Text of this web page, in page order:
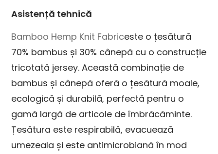
Asistență tehnică
Bamboo Hemp Knit Fabriceste o țesătură
70% bambus și 30% cânepă cu o construcție
tricotată jersey. Această combinație de
bambus și cânepă oferă o țesătură moale,
ecologică și durabilă, perfectă pentru o
gamă largă de articole de îmbrăcăminte.
Țesătura este respirabilă, evacuează
umezeala și este antimicrobiană în mod